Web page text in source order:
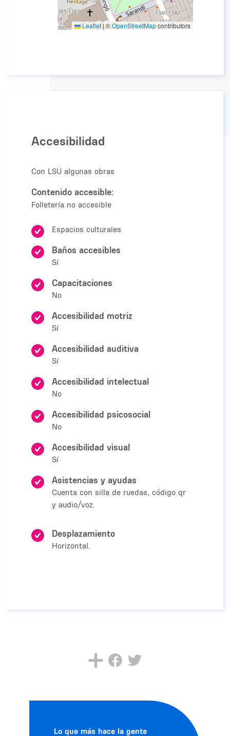
Leaflet|©OpenStreetMapcontributors
Accesibilidad
Con LSU algunas obras
Contenido accesible:
Folletería no accesible
Espacios culturales
Baños accesibles
Sí
Capacitaciones
No
Accesibilidad motriz
Sí
Accesibilidad auditiva
Sí
Accesibilidad intelectual
No
Accesibilidad psicosocial
No
Accesibilidad visual
Sí
Asistencias y ayudas
Cuenta con silla de ruedas, código qr
y audio/voz.
Desplazamiento
Horizontal.
Lo que más hace la gente